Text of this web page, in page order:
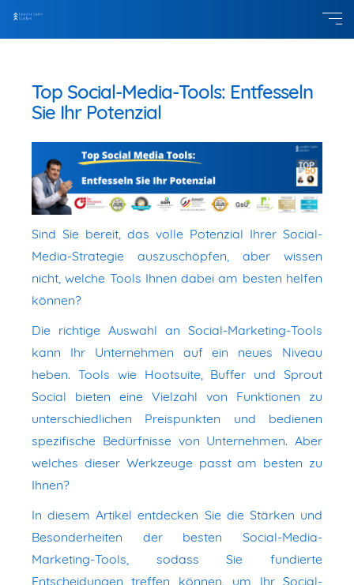
Top Social-Media-Tools: Entfesseln
Sie Ihr Potenzial
Sind Sie bereit, das volle Potenzial Ihrer Social-
Media-Strategie auszuschöpfen, aber wissen
nicht, welche Tools Ihnen dabei am besten helfen
können?
Die richtige Auswahl an Social-Marketing-Tools
kann Ihr Unternehmen auf ein neues Niveau
heben. Tools wie Hootsuite, Buffer und Sprout
Social bieten eine Vielzahl von Funktionen zu
unterschiedlichen Preispunkten und bedienen
spezifische Bedürfnisse von Unternehmen. Aber
welches dieser Werkzeuge passt am besten zu
Ihnen?
In diesem Artikel entdecken Sie die Stärken und
Besonderheiten der besten Social-Media-
Marketing-Tools, sodass Sie fundierte
Entscheidungen treffen können, um Ihr Social-